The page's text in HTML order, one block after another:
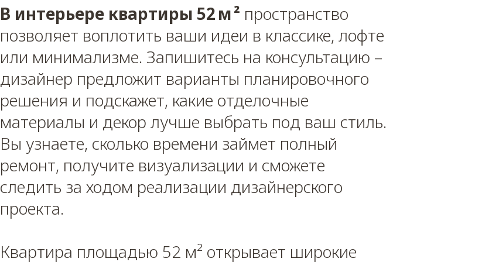
В интерьере квартиры 52 м ² пространство
позволяет воплотить ваши идеи в классике, лофте
или минимализме. Запишитесь на консультацию –
дизайнер предложит варианты планировочного
решения и подскажет, какие отделочные
материалы и декор лучше выбрать под ваш стиль.
Вы узнаете, сколько времени займет полный
ремонт, получите визуализации и сможете
следить за ходом реализации дизайнерского
проекта.
Квартира площадью 52 м² открывает широкие